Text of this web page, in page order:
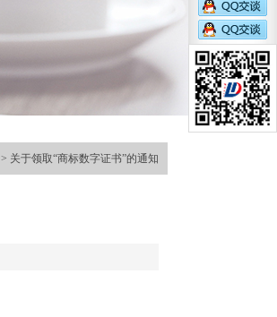
> 关于领取“商标数字证书”的通知